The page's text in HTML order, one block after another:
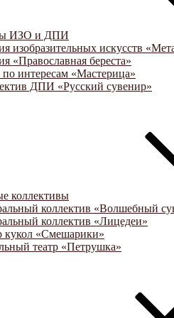
ИЗО и ДПИ
изобразительных искусств
«Православная береста»
интересам «Мастерица»
ДПИ «Русский сувенир»
коллективы
коллектив «Волшебный
коллектив «Лицедеи»
кукол «Смешарики»
театр «Петрушка»